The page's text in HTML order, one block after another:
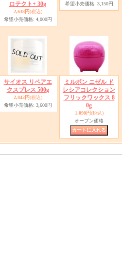
ロテクト+ 30g
2,638円(税込)
希望小売価格: 4,000円
希望小売価格: 3,150円
サイオス リペアエ
クスプレス 500g
2,842円(税込)
希望小売価格: 3,600円
ミルボン ニゼル ド
レシアコレクション
フリックワックス 8
0g
1,090円(税込)
オープン価格